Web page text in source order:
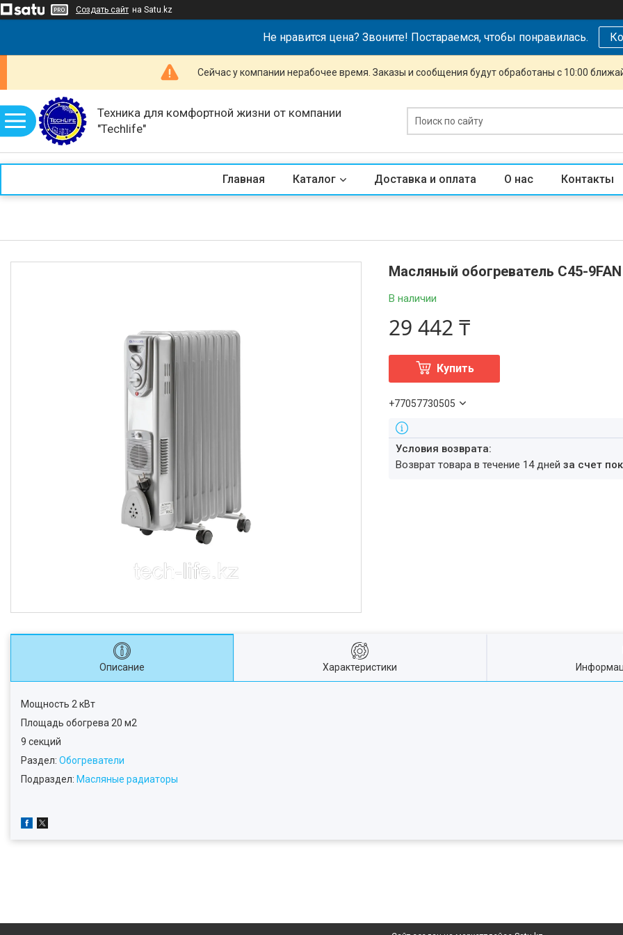
Создать сайт на Satu.kz
Не нравится цена? Звоните! Постараемся, чтобы понравилась.
Сейчас у компании нерабочее время. Заказы и сообщения будут обработаны с 10:00
Техника для комфортной жизни от компании
"Techlife"
Главная Каталог Доставка и оплата О нас Контакты
Масляный обогреватель C45-9FAN
В наличии
29 442 ₸
Купить
+77057730505
возврат товара в течение 14 днейза счет
Описание Характеристики
Мощность 2 кВт
Площадь обогрева 20 м2
9 секций
Раздел: Обогреватели
Подраздел: Масляные радиаторы